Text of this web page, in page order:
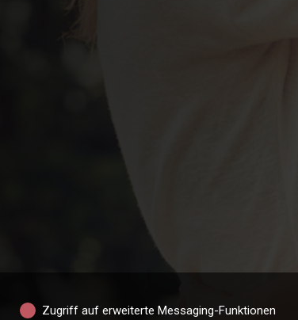
Zugriff auf erweiterte Messaging-Funktionen